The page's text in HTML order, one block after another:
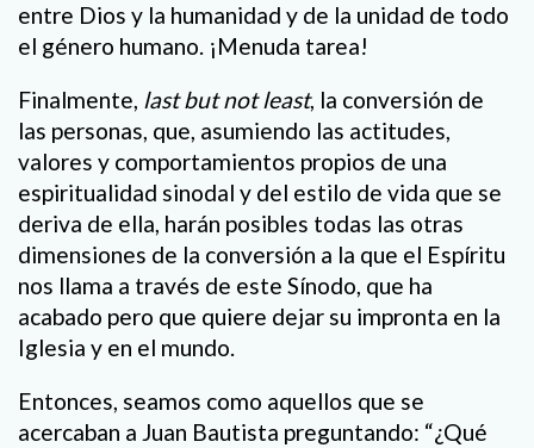
entre Dios y la humanidad y de la unidad de todo
el género humano. ¡Menuda tarea!
Finalmente, last but not least, la conversión de
las personas, que, asumiendo las actitudes,
valores y comportamientos propios de una
espiritualidad sinodal y del estilo de vida que se
deriva de ella, harán posibles todas las otras
dimensiones de la conversión a la que el Espíritu
nos llama a través de este Sínodo, que ha
acabado pero que quiere dejar su impronta en la
Iglesia y en el mundo.
Entonces, seamos como aquellos que se
acercaban a Juan Bautista preguntando: “¿Qué